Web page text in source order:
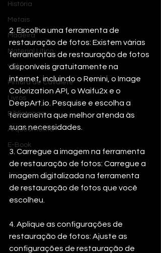
História
Metais
Madeira
Material Lítico
Vidro
Pintura de Cavalete
Livros
Bibliotecas
Arqueometria
E-Book
2. Escolha uma ferramenta de
restauração de fotos: Existem várias
ferramentas de restauração de fotos
disponíveis gratuitamente na
internet, incluindo o Remini, o Image
Colorization API, o Waifu2x e o
DeepArt.io. Pesquise e escolha a
ferramenta que melhor atenda às
suas necessidades.
3. Carregue a imagem na ferramenta
de restauração de fotos: Carregue a
imagem digitalizada na ferramenta
de restauração de fotos que você
escolheu.
4. Aplique as configurações de
restauração de fotos: Ajuste as
configurações de restauração de